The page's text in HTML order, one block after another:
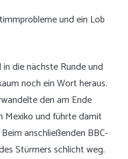
die nächste Runde und
noch ein Wort heraus.
den am Ende
Mexiko und führte damit
anschließenden BBC-
Stürmers schlicht weg.